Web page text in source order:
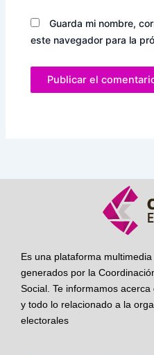
Guarda mi nombre,
este navegador para la
Es una plataforma
generados por la
Social. Te informamos
y todo lo relacionado a la
electorales